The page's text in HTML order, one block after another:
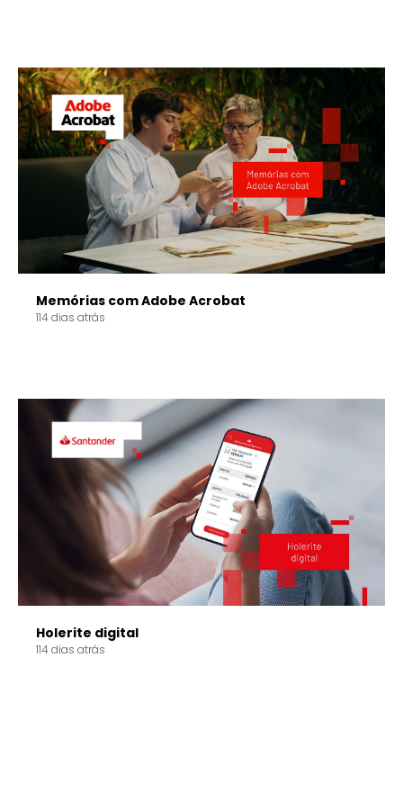
Memórias com Adobe Acrobat
114 dias atrás
Holerite digital
114 dias atrás